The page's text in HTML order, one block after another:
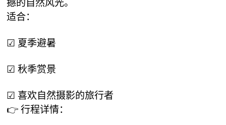
撼的自然风光。
适合：
☑ 夏季避暑
☑ 秋季赏景
☑ 喜欢自然摄影的旅行者
👉 行程详情：